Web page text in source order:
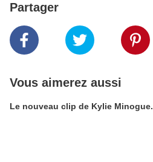
Partager
Vous aimerez aussi
Le nouveau clip de Kylie Minogue.